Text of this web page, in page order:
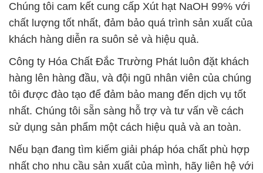
Chúng tôi cam kết cung cấp Xút hạt NaOH 99% với
chất lượng tốt nhất, đảm bảo quá trình sản xuất của
khách hàng diễn ra suôn sẻ và hiệu quả.
Công ty Hóa Chất Đắc Trường Phát luôn đặt khách
hàng lên hàng đầu, và đội ngũ nhân viên của chúng
tôi được đào tạo để đảm bảo mang đến dịch vụ tốt
nhất. Chúng tôi sẵn sàng hỗ trợ và tư vấn về cách
sử dụng sản phẩm một cách hiệu quả và an toàn.
Nếu bạn đang tìm kiếm giải pháp hóa chất phù hợp
nhất cho nhu cầu sản xuất của mình, hãy liên hệ với